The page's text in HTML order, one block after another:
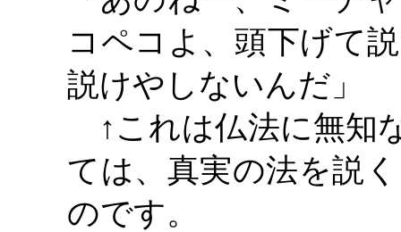
コペコよ、頭下げて
説けやしないんだ」
↑これは仏法に無知
ては、真実の法を説
のです。